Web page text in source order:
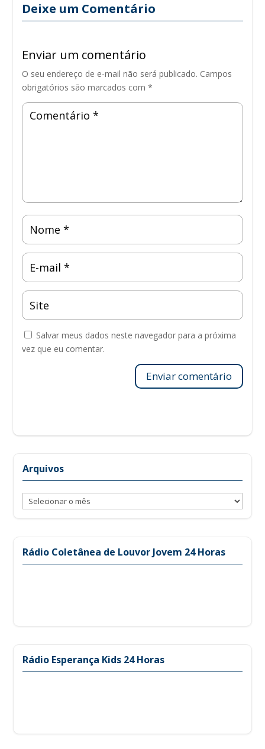
Deixe um Comentário
Enviar um comentário
O seu endereço de e-mail não será publicado. Campos
obrigatórios são marcados com*
Salvar meus dados neste navegador para a próxima
vez que eu comentar.
Enviar comentário
Arquivos
Arquivos
Rádio Coletânea de Louvor Jovem 24 Horas
Rádio Esperança Kids 24 Horas